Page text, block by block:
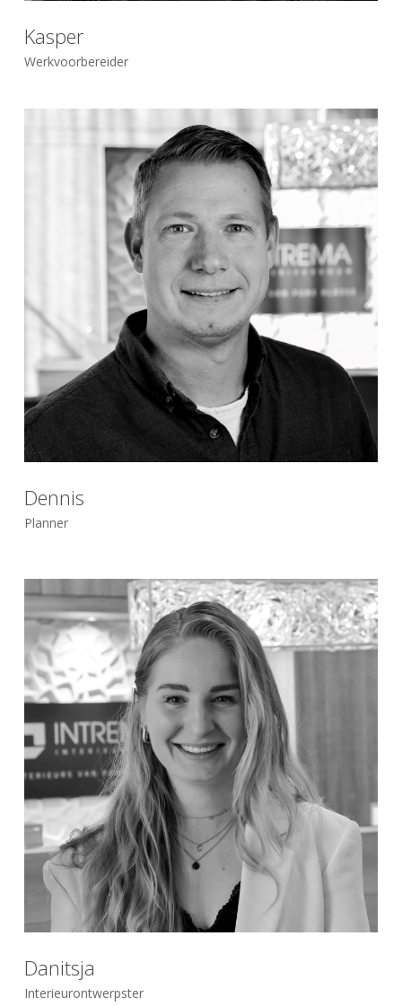
Kasper
Werkvoorbereider
Dennis
Planner
Danitsja
Interieurontwerpster